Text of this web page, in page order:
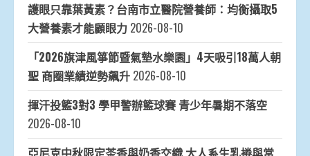
護眼只靠葉黃素？台南市立醫院營養師：均衡攝取5
大營養素才能顧眼力 2026-08-10
「2026旗津風箏節暨氣墊水樂園」4天吸引18萬人朝
聖 商圈業績逆勢飆升 2026-08-10
揮汗投籃3對3 學甲警辦籃球賽 青少年暑期不落空
2026-08-10
亞尼克中秋限定茶香與奶香交織 大人系生乳捲與常